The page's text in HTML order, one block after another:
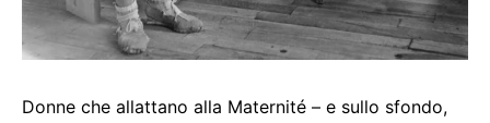
Donne che allattano alla Maternité – e sullo sfondo,